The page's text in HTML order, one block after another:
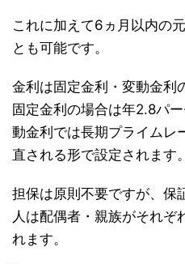
これに加えて6ヵ月以内の
とも可能です。
金利は固定金利・変動金利
固定金利の場合は年2.8パ
動金利では長期プライムレ
直される形で設定されます。
担保は原則不要ですが、保
人は配偶者・親族がそれぞ
れます。